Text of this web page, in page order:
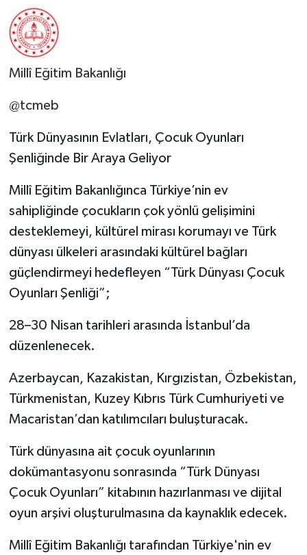
Millî Eğitim Bakanlığı
@tcmeb
Türk Dünyasının Evlatları, Çocuk Oyunları
Şenliğinde Bir Araya Geliyor
Millî Eğitim Bakanlığınca Türkiye’nin ev
sahipliğinde çocukların çok yönlü gelişimini
desteklemeyi, kültürel mirası korumayı ve Türk
dünyası ülkeleri arasındaki kültürel bağları
güçlendirmeyi hedefleyen “Türk Dünyası Çocuk
Oyunları Şenliği”;
28–30 Nisan tarihleri arasında İstanbul’da
düzenlenecek.
Azerbaycan, Kazakistan, Kırgızistan, Özbekistan,
Türkmenistan, Kuzey Kıbrıs Türk Cumhuriyeti ve
Macaristan’dan katılımcıları buluşturacak.
Türk dünyasına ait çocuk oyunlarının
dokümantasyonu sonrasında “Türk Dünyası
Çocuk Oyunları” kitabının hazırlanması ve dijital
oyun arşivi oluşturulmasına da kaynaklık edecek.
Millî Eğitim Bakanlığı tarafından Türkiye'nin ev